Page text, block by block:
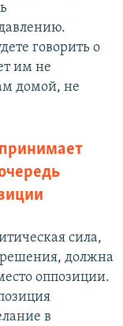
говорить о
им не
домой, не
сила,
решения, должна
оппозиции.
в